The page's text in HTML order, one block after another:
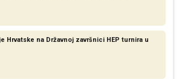
Hrvatske na Državnoj završnici HEP turnira u